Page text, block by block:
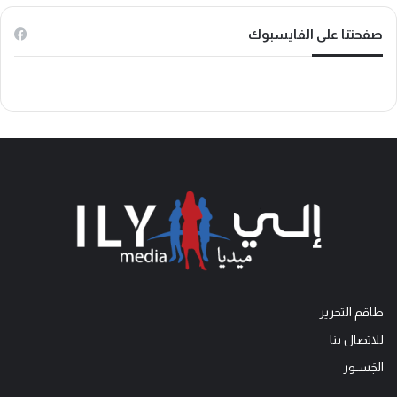
k
صفحتنا على الفايسبوك
طاقم التحرير
للاتصال بنا
الجَســور